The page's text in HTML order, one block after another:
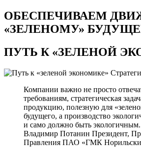
ОБЕСПЕЧИВАЕМ
«ЗЕЛЕНОМУ»
ПУТЬ К«ЗЕЛЕНОЙ
Компании важно не просто
требованиям, стратегическая
продукцию, полезную для
будущего, а производство
и само должно быть экологичным.
Владимир Потанин Президент,
Правления ПАО «ГМК